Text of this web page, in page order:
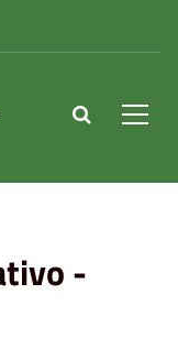
site.searc
-